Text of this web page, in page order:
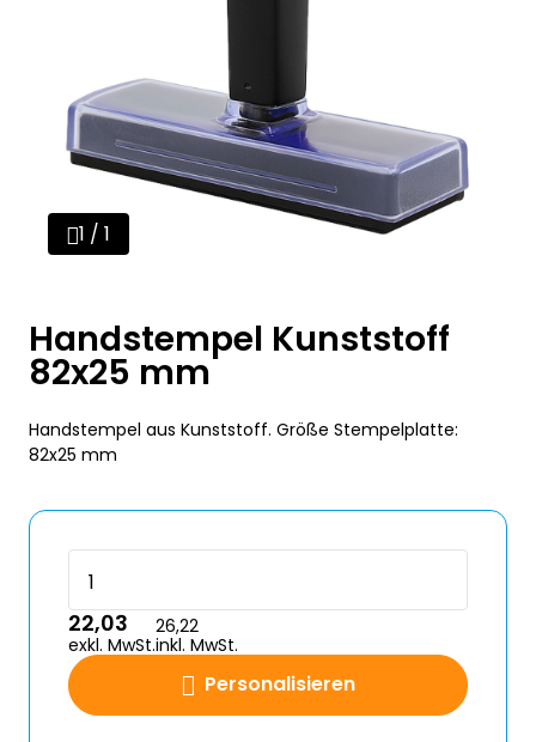
1 / 1
Handstempel Kunststoff
82x25 mm
Handstempel aus Kunststoff. Größe Stempelplatte:
82x25 mm
Personalisieren
22,03
exkl. MwSt.
26,22
inkl. MwSt.